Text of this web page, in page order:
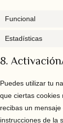
Funcional
Estadísticas
8.
Puedes utilizar tu
que ciertas cookies
recibas un
instrucciones de la